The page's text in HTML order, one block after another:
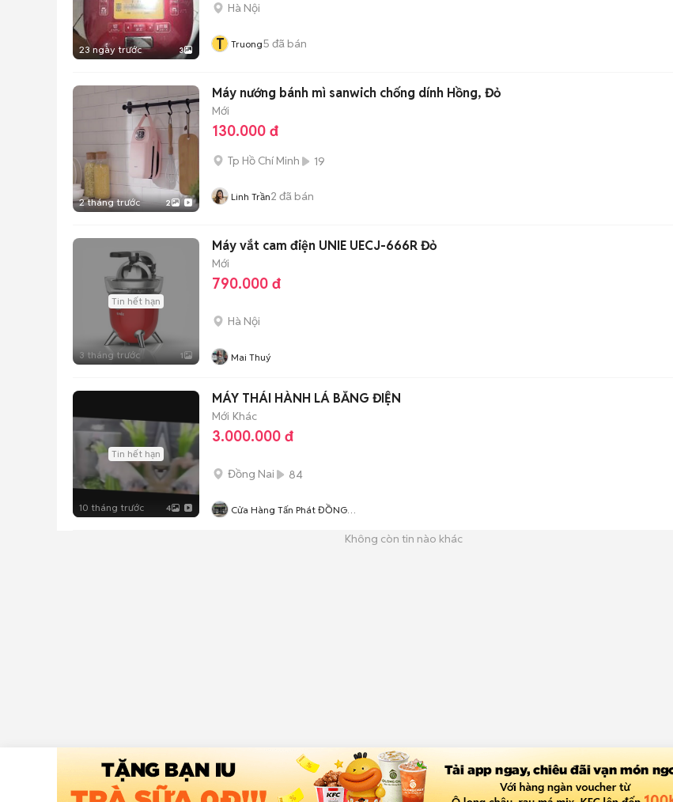
23 ngày trước 3
Hà Nội
T Truong5 đã bán
2 tháng trước 2
Máy nướng bánh mì sanwich chống dính Hồng, Đỏ
Mới
130.000 đ
Tp Hồ Chí Minh 19
Linh Trần2 đã bán
Tin hết hạn
3 tháng trước 1
Máy vắt cam điện UNIE UECJ-666R Đỏ
Mới
790.000 đ
Hà Nội
Mai Thuý
Tin hết hạn
10 tháng trước 4
MÁY THÁI HÀNH LÁ BẰNG ĐIỆN
Mới Khác
3.000.000 đ
Đồng Nai 84
Cửa Hàng Tấn Phát ĐỒNG
Không còn tin nào khác